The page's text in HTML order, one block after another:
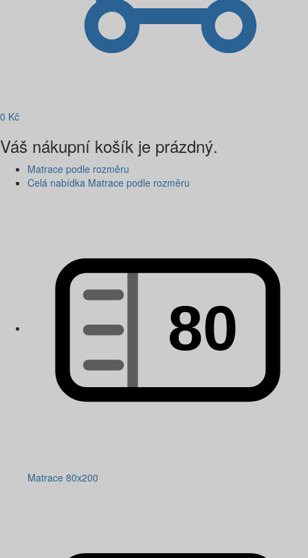
0 Kč
Váš nákupní košík je prázdný.
Matrace podle rozměru
Celá nabídka Matrace podle rozměru
Matrace 80x200